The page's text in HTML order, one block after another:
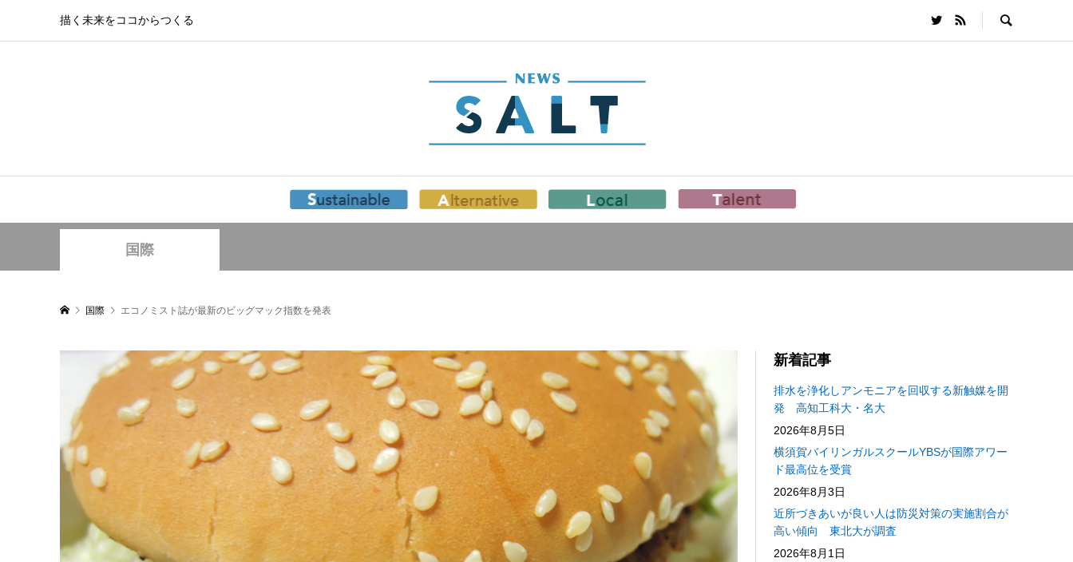
描く未来をココからつくる
国際
国際 エコノミスト誌が最新のビッグマック指数を発表
新着記事
排水を浄化しアンモニアを回収する新触媒を開
発 高知工科大・名大
2026年8月5日
横須賀バイリンガルスクールYBSが国際アワー
ド最高位を受賞
2026年8月3日
近所づきあいが良い人は防災対策の実施割合が
高い傾向 東北大が調査
2026年8月1日